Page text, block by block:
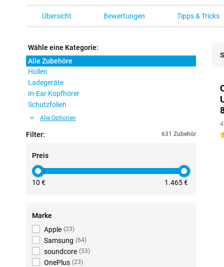
Übersicht Bewertungen Tipps & Tricks
Wähle eine Kategorie:
Alle Zubehöre
Hüllen
Ladegeräte
In-Ear Kopfhörer
Schutzfolien
Alle Optionen
Filter: 631 Zubehör
Preis
10 € 1.465 €
Marke
Apple (23)
Samsung (64)
soundcore (53)
OnePlus (23)